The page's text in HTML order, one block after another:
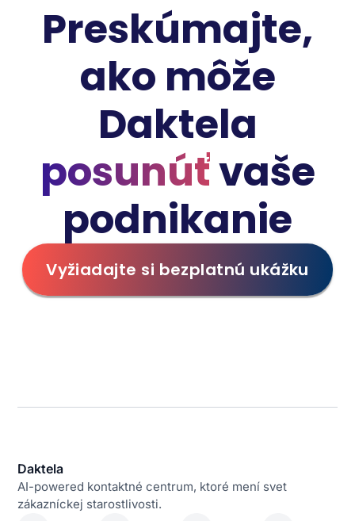
Preskúmajte,
ako môže
Daktela
posunúťvaše
podnikanie
Vyžiadajte si bezplatnú ukážku
Daktela
AI-powered kontaktné centrum, ktoré mení svet
zákazníckej starostlivosti.